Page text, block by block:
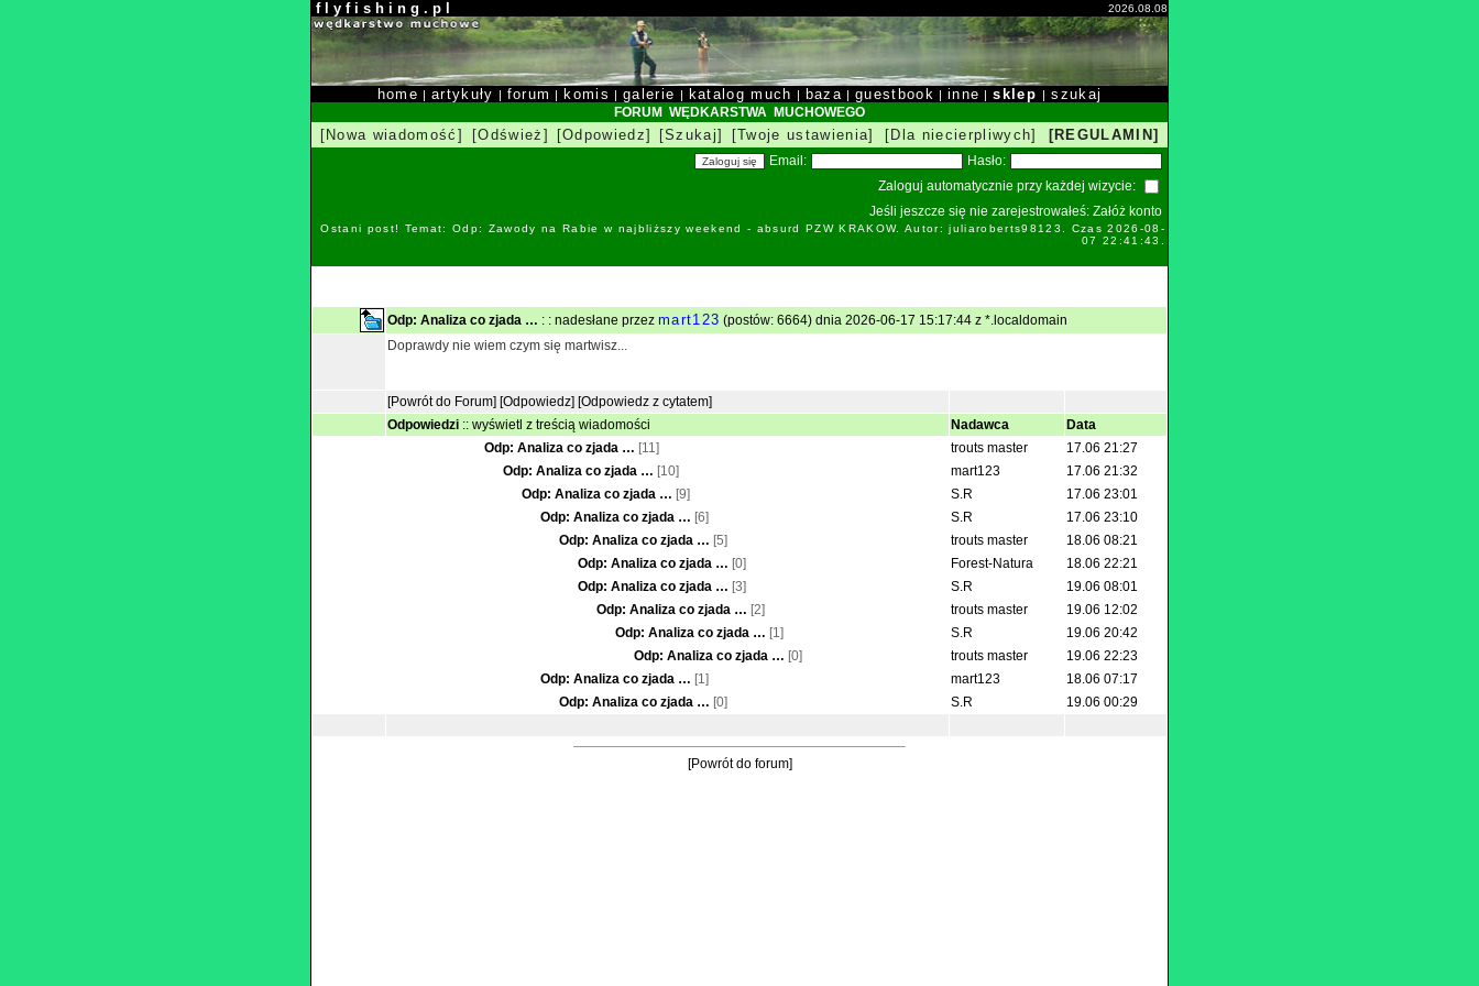
f l y f i s h i n g . p l 2026.08.08
home |artykuły | forum | komis |galerie | katalog much | baza | guestbook | inne |sklep |szukaj
FORUM WĘDKARSTWA MUCHOWEGO
[Nowa wiadomość] [Odśwież] [Odpowiedz] [Szukaj] [Twoje ustawienia] [Dla niecierpliwych] [REGULAMIN]
Email:
Hasło:
Zaloguj automatycznie przy każdej wizycie:
Jeśli jeszcze się nie zarejestrowałeś: Załóż konto
Ostani post! Temat: Odp: Zawody na Rabie w najbliższy weekend - absurd PZW KRAKOW. Autor: juliaroberts98123. Czas 2026-08-
07 22:41:43.
Odp: Analiza co zjada … : : nadesłane przez mart123 (postów: 6664) dnia 2026-06-17 15:17:44 z *.localdomain
Doprawdy nie wiem czym się martwisz...
[Powrót do Forum] [Odpowiedz] [Odpowiedz z cytatem]
Odpowiedzi :: wyświetl z treścią wiadomości Nadawca
Data
Odp: Analiza co zjada … [11] trouts master
17.06 21:27
Odp: Analiza co zjada … [10] mart123
17.06 21:32
Odp: Analiza co zjada … [9] S.R
17.06 23:01
Odp: Analiza co zjada … [6] S.R
17.06 23:10
Odp: Analiza co zjada … [5] trouts master
18.06 08:21
Odp: Analiza co zjada … [0] Forest-Natura
18.06 22:21
Odp: Analiza co zjada … [3] S.R
19.06 08:01
Odp: Analiza co zjada … [2] trouts master
19.06 12:02
Odp: Analiza co zjada … [1] S.R
19.06 20:42
Odp: Analiza co zjada … [0] trouts master
19.06 22:23
Odp: Analiza co zjada … [1] mart123
18.06 07:17
Odp: Analiza co zjada … [0] S.R 19.06 00:29
[Powrót do forum]